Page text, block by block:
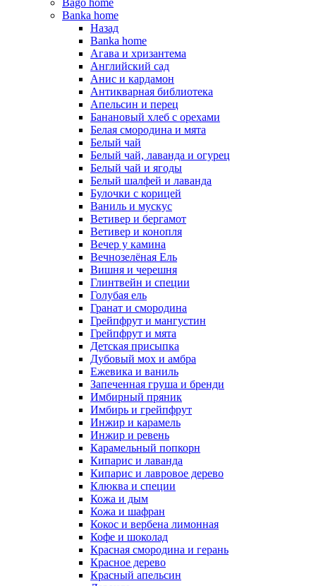
Bago home
Banka home
Назад
Banka home
Агава и хризантема
Английский сад
Анис и кардамон
Антикварная библиотека
Апельсин и перец
Банановый хлеб с орехами
Белая смородина и мята
Белый чай
Белый чай, лаванда и огурец
Белый чай и ягоды
Белый шалфей и лаванда
Булочки с корицей
Ваниль и мускус
Ветивер и бергамот
Ветивер и конопля
Вечер у камина
Вечнозелёная Ель
Вишня и черешня
Глинтвейн и специи
Голубая ель
Гранат и смородина
Грейпфрут и мангустин
Грейпфрут и мята
Детская присыпка
Дубовый мох и амбра
Ежевика и ваниль
Запеченная груша и бренди
Имбирный пряник
Имбирь и грейпфрут
Инжир и карамель
Инжир и ревень
Карамельный попкорн
Кипарис и лаванда
Кипарис и лавровое дерево
Клюква и специи
Кожа и дым
Кожа и шафран
Кокос и вербена лимонная
Кофе и шоколад
Красная смородина и герань
Красное дерево
Красный апельсин